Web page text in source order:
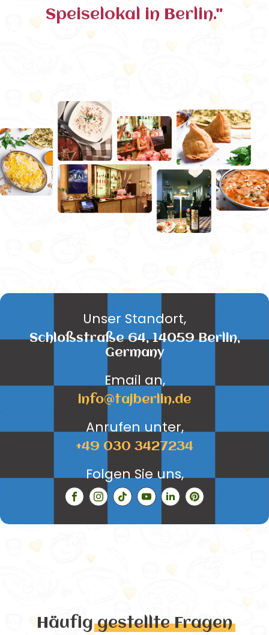
Speiselokal in Berlin."
Unser Standort,
Schloßstraße 64, 14059 Berlin,
Germany
Email an,
info@tajberlin.de
Anrufen unter,
+49 030 3427234
Folgen Sie uns,
Häufiggestellte Fragen